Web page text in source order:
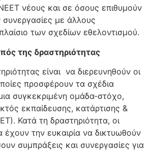
νέους και σε όσους επιθυμούν
με άλλους
των σχεδίων εθελοντισμού.
της δραστηριότητας
είναι να διερευνηθούν οι
προσφέρουν τα σχέδια
συγκεκριμένη ομάδα-στόχο,
εκπαίδευσης, κατάρτισης &
Κατά τη δραστηριότητα, οι
την ευκαιρία να δικτυωθούν
συμπράξεις και συνεργασίες για